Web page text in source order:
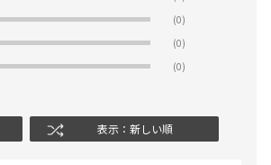
(0)
(0)
(0)
表示：新しい順